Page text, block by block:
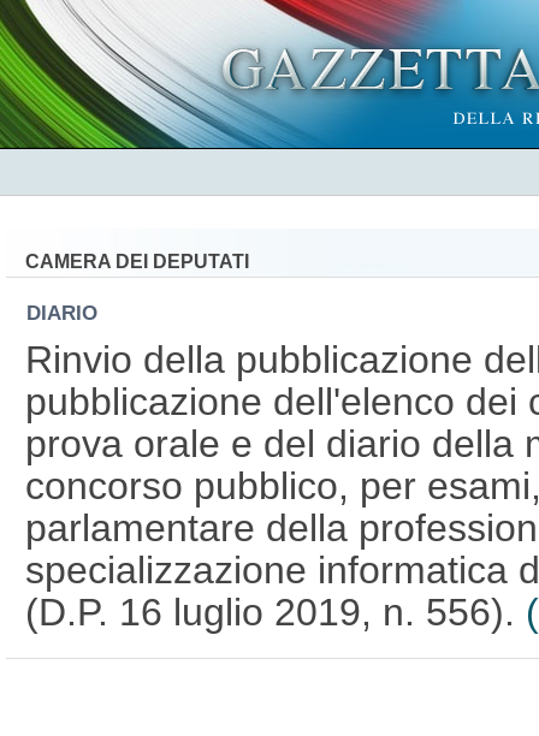
CAMERA DEI DEPUTATI
DIARIO
Rinvio della pubblicazione
pubblicazione dell'elenco dei
prova orale e del diario della
concorso pubblico, per
parlamentare della
specializzazione informatica
(D.P. 16 luglio 2019, n. 556).